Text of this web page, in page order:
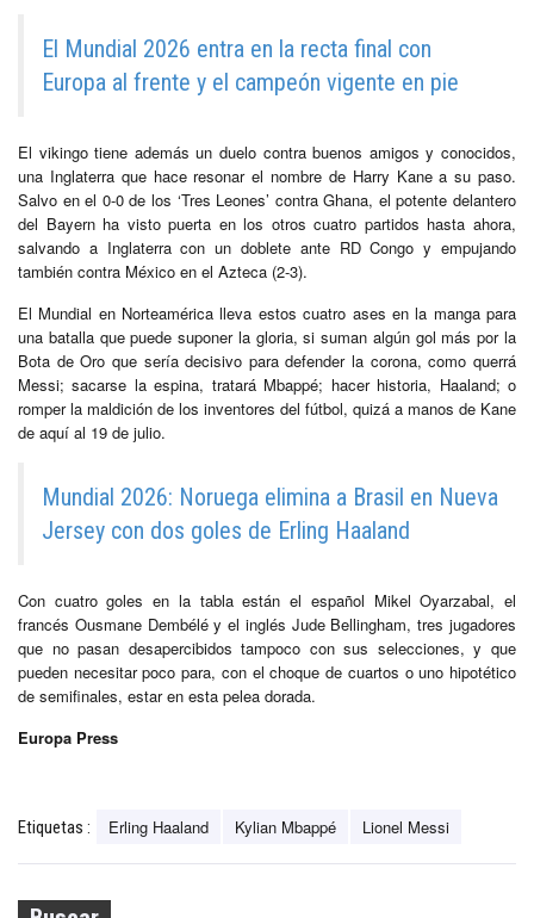
El Mundial 2026 entra en la recta final con
Europa al frente y el campeón vigente en pie
El vikingo tiene además un duelo contra buenos amigos y conocidos,
una Inglaterra que hace resonar el nombre de Harry Kane a su paso.
Salvo en el 0-0 de los ‘Tres Leones’ contra Ghana, el potente delantero
del Bayern ha visto puerta en los otros cuatro partidos hasta ahora,
salvando a Inglaterra con un doblete ante RD Congo y empujando
también contra México en el Azteca (2-3).
El Mundial en Norteamérica lleva estos cuatro ases en la manga para
una batalla que puede suponer la gloria, si suman algún gol más por la
Bota de Oro que sería decisivo para defender la corona, como querrá
Messi; sacarse la espina, tratará Mbappé; hacer historia, Haaland; o
romper la maldición de los inventores del fútbol, quizá a manos de Kane
de aquí al 19 de julio.
Mundial 2026: Noruega elimina a Brasil en Nueva
Jersey con dos goles de Erling Haaland
Con cuatro goles en la tabla están el español Mikel Oyarzabal, el
francés Ousmane Dembélé y el inglés Jude Bellingham, tres jugadores
que no pasan desapercibidos tampoco con sus selecciones, y que
pueden necesitar poco para, con el choque de cuartos o uno hipotético
de semifinales, estar en esta pelea dorada.
Europa Press
Etiquetas : Erling Haaland Kylian Mbappé Lionel Messi